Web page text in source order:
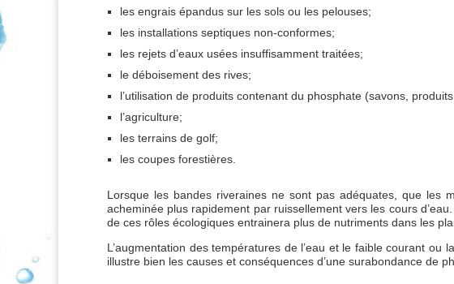
les engrais épandus sur les sols ou les pelouses;
les installations septiques non-conformes;
les rejets d’eaux usées insuffisamment traitées;
le déboisement des rives;
l’utilisation de produits contenant du phosphate (savons,
l’agriculture;
les terrains de golf;
les coupes forestières.
Lorsque les bandes riveraines ne sont pas adéquates, que les
acheminée plus rapidement par ruissellement vers les cours
de ces rôles écologiques entrainera plus de nutriments dans les
L’augmentation des températures de l’eau et le faible courant
illustre bien les causes et conséquences d’une surabondance de